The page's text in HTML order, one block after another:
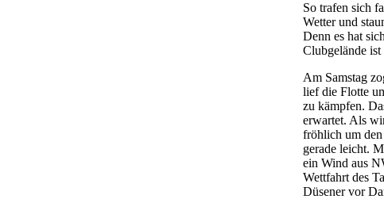
So trafen sich
Wetter und
Denn es hat
Clubgelände ist
Am Samstag
lief die Flotte
zu kämpfen.
erwartet. Als
fröhlich um
gerade leicht.
ein Wind aus
Wettfahrt des
Düsener vor